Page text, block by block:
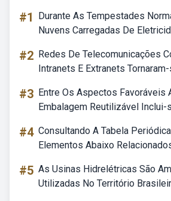
#1
Durante As Tempestades
Nuvens Carregadas De
#2 Redes De Telecomunicações
Intranets E Extranets
#3 Entre Os Aspectos Favoráveis
Embalagem Reutilizável Inclui-
#4 Consultando A Tabela
Elementos Abaixo
#5 As Usinas Hidrelétricas São
Utilizadas No Território